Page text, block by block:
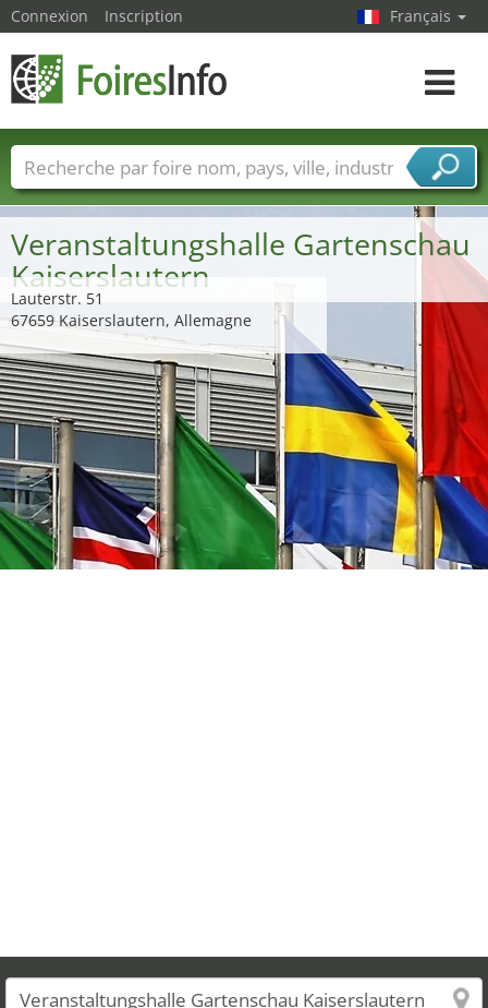
Veranstaltungshalle Gartenschau
Kaiserslautern
Lauterstr. 51
67659 Kaiserslautern, Allemagne
Connexion Inscription Français
Toggle
Foire noms Pays Villes
Secteurs de foire
Secteurs du fournisseur de services